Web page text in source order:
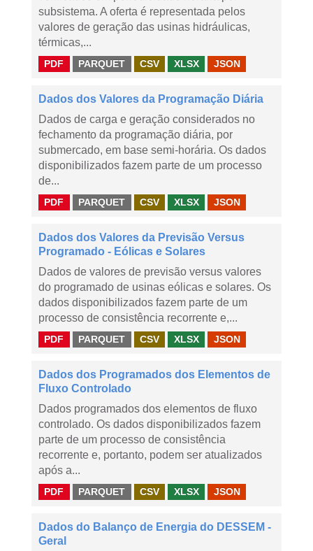
subsistema. A oferta é representada pelos
valores de geração das usinas hidráulicas,
térmicas,...
PDF PARQUET CSV XLSX JSON
Dados dos Valores da Programação Diária
Dados de carga e geração considerados no
fechamento da programação diária, por
submercado, em base semi-horária. Os dados
disponibilizados fazem parte de um processo
de...
PDF PARQUET CSV XLSX JSON
Dados dos Valores da Previsão Versus
Programado - Eólicas e Solares
Dados de valores de previsão versus valores
do programado de usinas eólicas e solares. Os
dados disponibilizados fazem parte de um
processo de consistência recorrente e,...
PDF PARQUET CSV XLSX JSON
Dados dos Programados dos Elementos de
Fluxo Controlado
Dados programados dos elementos de fluxo
controlado. Os dados disponibilizados fazem
parte de um processo de consistência
recorrente e, portanto, podem ser atualizados
após a...
PDF PARQUET CSV XLSX JSON
Dados do Balanço de Energia do DESSEM -
Geral